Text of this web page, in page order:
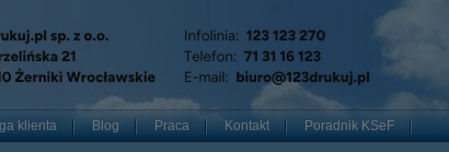
klienta Blog Praca Kontakt Poradnik KSeF